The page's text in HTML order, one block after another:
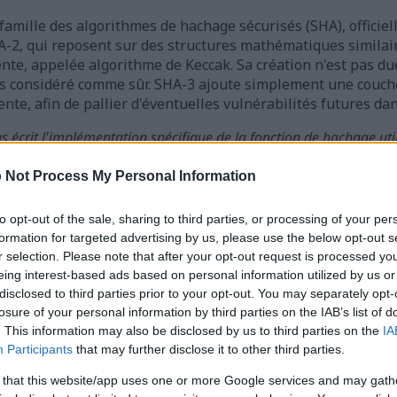
Not Process My Personal Information
opt-out of the sale, sharing to third parties, or processing of your
for targeted advertising by us, please use the below opt-out
selection. Please note that after your opt-out request is processed
interest-based ads based on personal information utilized by us
to third parties prior to your opt-out. You may separately
of your personal information by third parties on the IAB’s list of
This information may also be disclosed by us to third parties on the
Participants that may further disclose it to other third parties.
that this website/app uses one or more Google services and may
des algorithmes de hachage sécurisés (SHA),
2, qui reposent sur des structures mathématiques
appelée algorithme de Keccak. Sa création n'est pas
considéré comme sûr. SHA-3 ajoute simplement une
afin de pallier d'éventuelles vulnérabilités futures
écrit l'implémentation spécifique de la fonction de hachage
le langage de programmation PHP. J'ai seulement créé
des raisons de commodité.
de hachage
téléchargés par le biais de ce formulaire ne seront
de hachage demandé. Elles seront supprimées
de fichiers